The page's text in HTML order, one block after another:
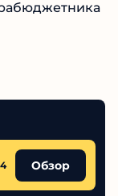
Обзор